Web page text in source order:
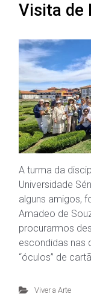
Visita de
A turma da
Universidade
alguns amigos,
Amadeo de
procurarmos
escondidas nas
“óculos” de
Viver a Arte